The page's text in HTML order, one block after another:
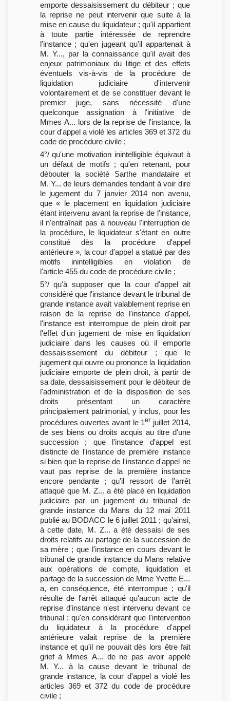
emporte dessaisissement du débiteur ; que
la reprise ne peut intervenir que suite à la
mise en cause du liquidateur ; qu'il appartient
à toute partie intéressée de reprendre
l'instance ; qu'en jugeant qu'il appartenait à
M. Y..., par la connaissance qu'il avait des
enjeux patrimoniaux du litige et des effets
éventuels vis-à-vis de la procédure de
liquidation judiciaire d'intervenir
volontairement et de se constituer devant le
premier juge, sans nécessité d'une
quelconque assignation à l'initiative de
Mmes A... lors de la reprise de l'instance, la
cour d'appel a violé les articles 369 et 372 du
code de procédure civile ;
4°/ qu'une motivation inintelligible équivaut à
un défaut de motifs ; qu'en retenant, pour
débouter la société Sarthe mandataire et
M. Y... de leurs demandes tendant à voir dire
le jugement du 7 janvier 2014 non avenu,
que « le placement en liquidation judiciaire
étant intervenu avant la reprise de l'instance,
il n'entraînait pas à nouveau l'interruption de
la procédure, le liquidateur s'étant en outre
constitué dès la procédure d'appel
antérieure », la cour d'appel a statué par des
motifs inintelligibles en violation de
l'article 455 du code de procédure civile ;
5°/ qu'à supposer que la cour d'appel ait
considéré que l'instance devant le tribunal de
grande instance avait valablement reprise en
raison de la reprise de l'instance d'appel,
l'instance est interrompue de plein droit par
l'effet d'un jugement de mise en liquidation
judiciaire dans les causes où il emporte
dessaisissement du débiteur ; que le
jugement qui ouvre ou prononce la liquidation
judiciaire emporte de plein droit, à partir de
sa date, dessaisissement pour le débiteur de
l'administration et de la disposition de ses
droits présentant un caractère
principalement patrimonial, y inclus, pour les
procédures ouvertes avant le 1er juillet 2014,
de ses biens ou droits acquis au titre d'une
succession ; que l'instance d'appel est
distincte de l'instance de première instance
si bien que la reprise de l'instance d'appel ne
vaut pas reprise de la première instance
encore pendante ; qu'il ressort de l'arrêt
attaqué que M. Z... a été placé en liquidation
judiciaire par un jugement du tribunal de
grande instance du Mans du 12 mai 2011
publié au BODACC le 6 juillet 2011 ; qu'ainsi,
à cette date, M. Z... a été dessaisi de ses
droits relatifs au partage de la succession de
sa mère ; que l'instance en cours devant le
tribunal de grande instance du Mans relative
aux opérations de compte, liquidation et
partage de la succession de Mme Yvette E...
a, en conséquence, été interrompue ; qu'il
résulte de l'arrêt attaqué qu'aucun acte de
reprise d'instance n'est intervenu devant ce
tribunal ; qu'en considérant que l'intervention
du liquidateur à la procédure d'appel
antérieure valait reprise de la première
instance et qu'il ne pouvait dès lors être fait
grief à Mmes A... de ne pas avoir appelé
M. Y... à la cause devant le tribunal de
grande instance, la cour d'appel a violé les
articles 369 et 372 du code de procédure
civile ;